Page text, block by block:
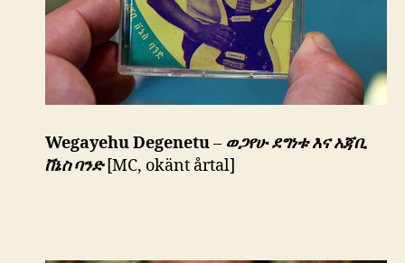
Wegayehu Degenetu– ወጋየሁ ደግነቱ እና አጃቢ
ቨኔስ ባንድ[MC, okänt årtal]